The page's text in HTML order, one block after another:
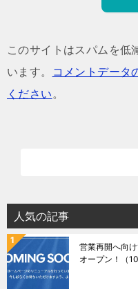
このサイトはスパムを
います。
コメントデータ
ください。
人気の記事
営業再開へ向
オープン！
（